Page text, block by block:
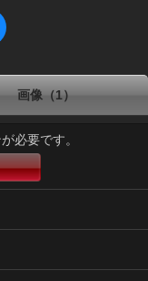
画像（1）
必要です。